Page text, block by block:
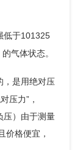
低于101325
气体状态。
，是用绝对压
压力”，
压）由于测量
价格便宜，